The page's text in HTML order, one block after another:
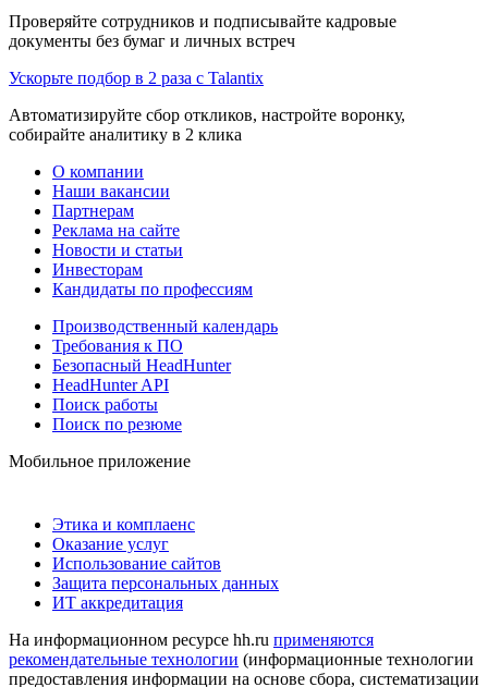
Проверяйте сотрудников и подписывайте кадровые
документы без бумаг и личных встреч
Ускорьте подбор в 2 раза с Talantix
Автоматизируйте сбор откликов, настройте воронку,
собирайте аналитику в 2 клика
О компании
Наши вакансии
Партнерам
Реклама на сайте
Новости и статьи
Инвесторам
Кандидаты по профессиям
Производственный календарь
Требования к ПО
Безопасный HeadHunter
HeadHunter API
Поиск работы
Поиск по резюме
Мобильное приложение
Этика и комплаенс
Оказание услуг
Использование сайтов
Защита персональных данных
ИТ аккредитация
На информационном ресурсе hh.ru применяются
рекомендательные технологии (информационные технологии
предоставления информации на основе сбора, систематизации